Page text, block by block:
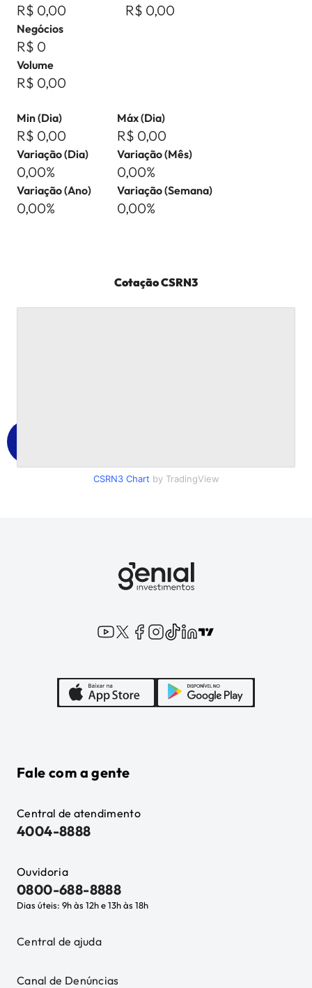
R$ 0,00 R$ 0,00
Negócios
R$ 0
Volume
R$ 0,00
Min (Dia)
R$ 0,00
Máx (Dia)
R$ 0,00
Variação (Dia)
0,00%
Variação (Mês)
0,00%
Variação (Ano)
0,00%
Variação (Semana)
0,00%
CotaçãoCSRN3
CSRN3Chart by TradingView
Fale com a gente
Central de atendimento
4004-8888
Ouvidoria
0800-688-8888
Dias úteis: 9h às 12h e 13h às 18h
Central de ajuda
Canal de Denúncias